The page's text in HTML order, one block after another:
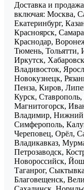
Доставка и
включая: Москва,
Екатеринбург,
Красноярск,
Краснодар,
Тюмень, Тольятти,
Иркутск,
Владивосток,
Новокузнецк,
Пенза, Киров,
Курск,
Магнитогорск,
Владимир, Нижний
Симферополь,
Череповец, Орёл,
Владикавказ,
Петрозаводск,
Новороссийск,
Таганрог,
Благовещенск,